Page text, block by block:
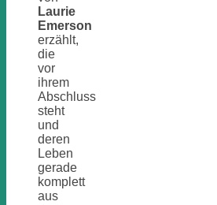
Laurie
Emerson
erzählt,
die
vor
ihrem
Abschluss
steht
und
deren
Leben
gerade
komplett
aus